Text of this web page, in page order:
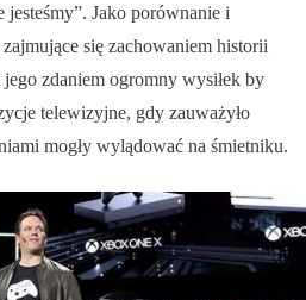
jesteśmy”. Jako porównanie i
zajmujące się zachowaniem historii
zdaniem ogromny wysiłek by
telewizyjne, gdy zauważyło
mogły wylądować na śmietniku.